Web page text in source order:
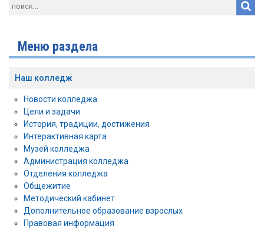
Меню раздела
Наш колледж
Новости колледжа
Цели и задачи
История, традиции, достижения
Интерактивная карта
Музей колледжа
Администрация колледжа
Отделения колледжа
Общежитие
Методический кабинет
Дополнительное образование взрослых
Правовая информация